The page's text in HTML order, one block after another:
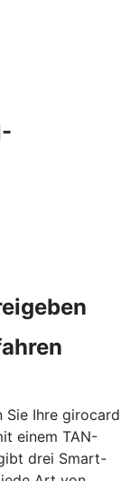
Sie Ihre girocard
einem TAN-
drei Smart-